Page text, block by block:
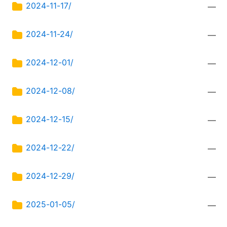
2024-11-17/ —
2024-11-24/ —
2024-12-01/ —
2024-12-08/ —
2024-12-15/ —
2024-12-22/ —
2024-12-29/ —
2025-01-05/ —